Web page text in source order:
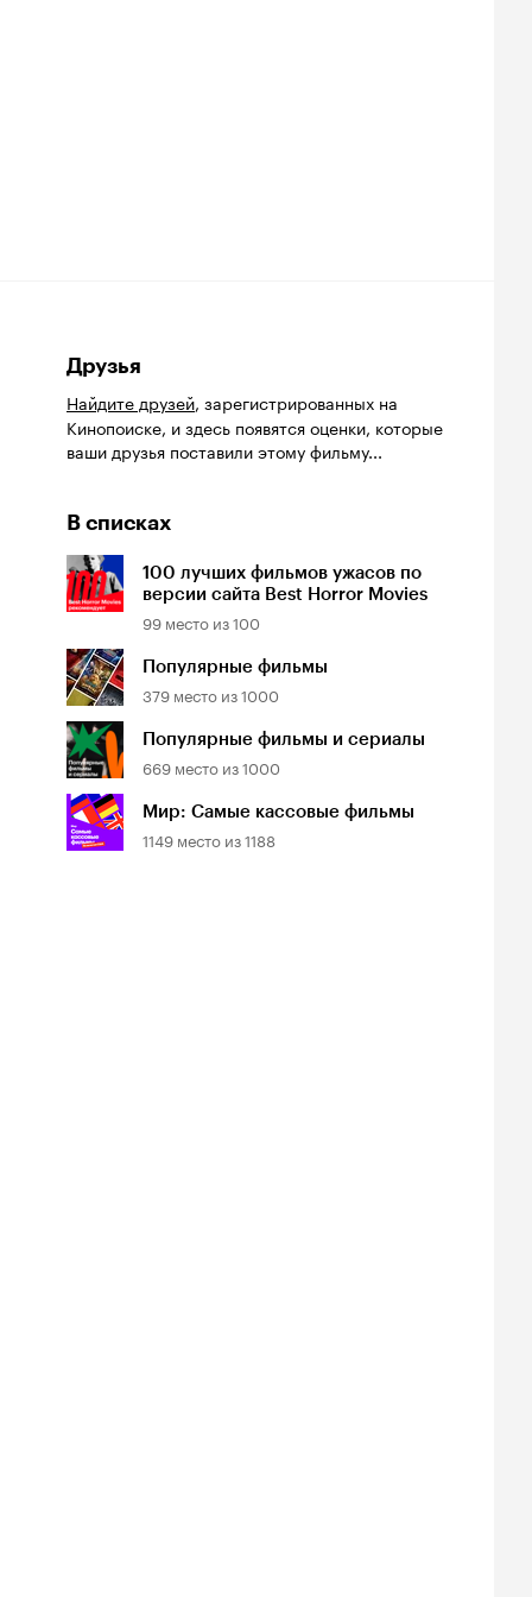
Друзья
Найдите друзей, зарегистрированных на
Кинопоиске, и здесь появятся оценки, которые
ваши друзья поставили этому фильму...
В списках
100 лучших фильмов ужасов по
версии сайта Best Horror Movies
99 место из100
Популярные фильмы
379 место из1000
Популярные фильмы и сериалы
669 место из1000
Мир: Самые кассовые фильмы
1149 место из1188